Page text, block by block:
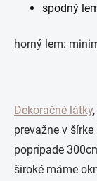
spodný
horný lem:
Dekoračné látky
prevažne v
poprípade
široké máme